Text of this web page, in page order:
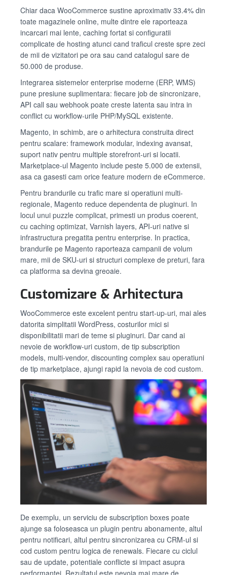
Chiar daca WooCommerce sustine aproximativ 33.4% din
toate magazinele online, multe dintre ele raporteaza
incarcari mai lente, caching fortat si configuratii
complicate de hosting atunci cand traficul creste spre zeci
de mii de vizitatori pe ora sau cand catalogul sare de
50.000 de produse.
Integrarea sistemelor enterprise moderne (ERP, WMS)
pune presiune suplimentara: fiecare job de sincronizare,
API call sau webhook poate creste latenta sau intra in
conflict cu workflow-urile PHP/MySQL existente.
Magento, in schimb, are o arhitectura construita direct
pentru scalare: framework modular, indexing avansat,
suport nativ pentru multiple storefront-uri si locatii.
Marketplace-ul Magento include peste 5.000 de extensii,
asa ca gasesti cam orice feature modern de eCommerce.
Pentru brandurile cu trafic mare si operatiuni multi-
regionale, Magento reduce dependenta de pluginuri. In
locul unui puzzle complicat, primesti un produs coerent,
cu caching optimizat, Varnish layers, API-uri native si
infrastructura pregatita pentru enterprise. In practica,
brandurile pe Magento raporteaza campanii de volum
mare, mii de SKU-uri si structuri complexe de preturi, fara
ca platforma sa devina greoaie.
Customizare & Arhitectura
WooCommerce este excelent pentru start-up-uri, mai ales
datorita simplitatii WordPress, costurilor mici si
disponibilitatii mari de teme si pluginuri. Dar cand ai
nevoie de workflow-uri custom, de tip subscription
models, multi-vendor, discounting complex sau operatiuni
de tip marketplace, ajungi rapid la nevoia de cod custom.
De exemplu, un serviciu de subscription boxes poate
ajunge sa foloseasca un plugin pentru abonamente, altul
pentru notificari, altul pentru sincronizarea cu CRM-ul si
cod custom pentru logica de renewals. Fiecare cu ciclul
sau de update, potentiale conflicte si impact asupra
performantei. Rezultatul este nevoia mai mare de